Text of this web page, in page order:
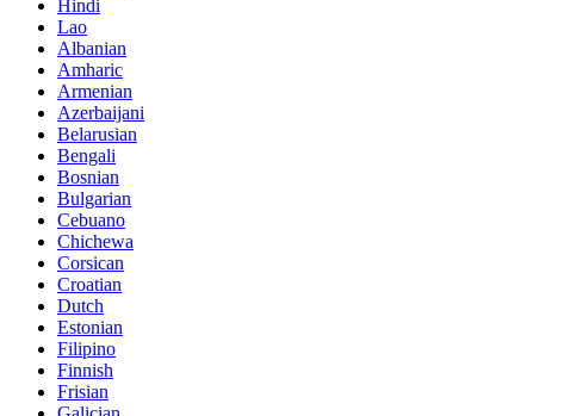
Hindi
Lao
Albanian
Amharic
Armenian
Azerbaijani
Belarusian
Bengali
Bosnian
Bulgarian
Cebuano
Chichewa
Corsican
Croatian
Dutch
Estonian
Filipino
Finnish
Frisian